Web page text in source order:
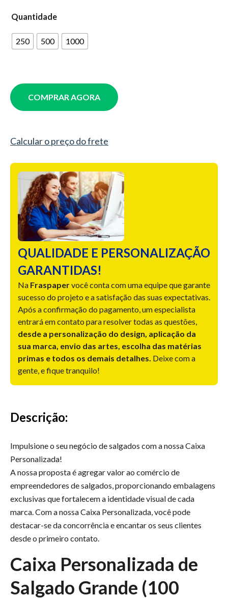
Quantidade
250 500 1000
COMPRAR AGORA
Calcular o preço do frete
QUALIDADE E PERSONALIZAÇÃO
GARANTIDAS!
Na Fraspapervocê conta com uma equipe que garante
sucesso do projeto e a satisfação das suas expectativas.
Após a confirmação do pagamento, um especialista
entrará em contato para resolver todas as questões,
desde a personalização do design, aplicação da
sua marca, envio das artes, escolha das matérias
primas e todos os demais detalhes. Deixe com a
gente, e fique tranquilo!
Descrição:
Impulsione o seu negócio de salgados com a nossa Caixa
Personalizada!
A nossa proposta é agregar valor ao comércio de
empreendedores de salgados, proporcionando embalagens
exclusivas que fortalecem a identidade visual de cada
marca. Com a nossa Caixa Personalizada, você pode
destacar-se da concorrência e encantar os seus clientes
desde o primeiro contato.
Caixa Personalizada de
Salgado Grande (100